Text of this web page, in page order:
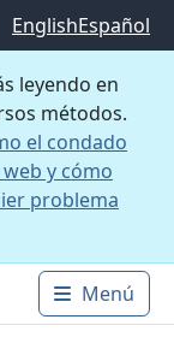
EnglishEspañol
leyendo en
métodos.
el condado
y cómo
problema
Main
Menú